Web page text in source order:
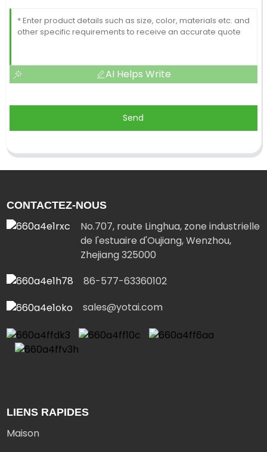
AI Helps Write
Send
CONTACTEZ-NOUS
No.707, route Linghua, zone industrielle
de l'estuaire d'Oujiang, Wenzhou,
Zhejiang 325000
86-577-63360102
sales@yotai.com
LIENS RAPIDES
Maison